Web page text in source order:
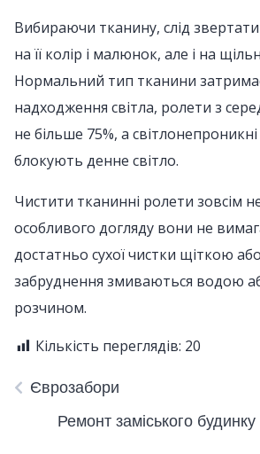
Вибираючи тканину, слід звертати
на її колір і малюнок, але і на
Нормальний тип тканини
надходження світла, ролети з
не більше 75%, а
блокують денне світло.
Чистити тканинні ролети зовсім
особливого догляду вони не
достатньо сухої чистки щіткою
забруднення змиваються водою
розчином.
Кількість переглядів: 20
Єврозабори
Ремонт заміського